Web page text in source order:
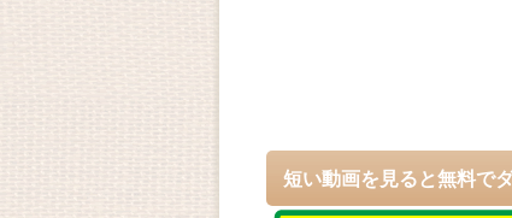
短い動画を見ると無料で